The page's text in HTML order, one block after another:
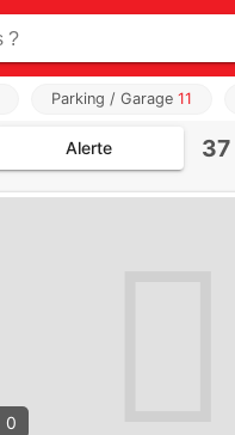
Parking / Garage 11
Alerte 37
0